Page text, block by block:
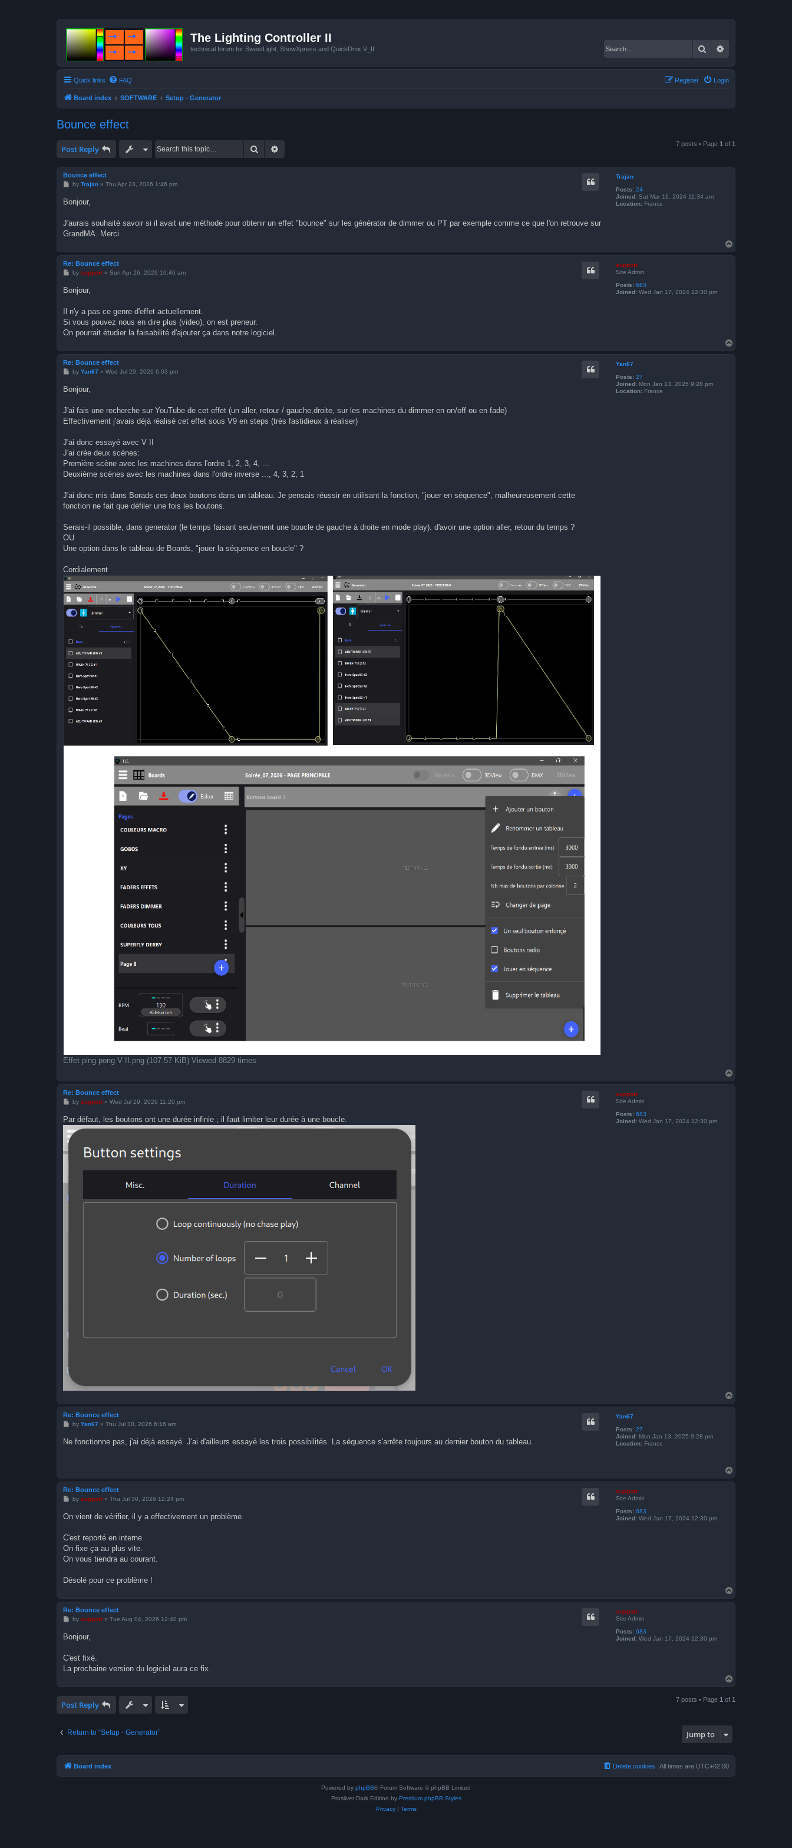
The Lighting Controller II
technical forum for SweetLight, ShowXpress and QuickDmx V_II Search
Quick links FAQ Login
Register
Board index SOFTWARE Setup - Generator
Bounce effect
Post Reply Search 7 posts • Page 1 of 1
Trajan
Posts: 24
Joined: Sat Mar 16, 2024 11:34 am
Location: France
Bounce effect
P
t
by Trajan» Thu Apr 23, 2026 1:46 pm
Bonjour,
J'aurais souhaité savoir si il avait une méthode pour obtenir un effet "bounce" sur les générator de dimmer ou PT par exemple comme ce que l'on retrouve sur
GrandMA. Merci
o
p
support
Site Admin
Posts: 683
Joined: Wed Jan 17, 2024 12:30 pm
Re: Bounce effect
P
t
by support» Sun Apr 26, 2026 10:46 am
Bonjour,
Il n'y a pas ce genre d'effet actuellement.
Si vous pouvez nous en dire plus (video), on est preneur.
On pourrait étudier la faisabilité d'ajouter ça dans notre logiciel.
o
p
Yan67
Posts: 27
Joined: Mon Jan 13, 2025 9:28 pm
Location: France
Re: Bounce effect
P
t
by Yan67» Wed Jul 29, 2026 6:03 pm
Bonjour,
J'ai fais une recherche sur YouTube de cet effet (un aller, retour / gauche,droite, sur les machines du dimmer en on/off ou en fade)
Effectivement j'avais déjà réalisé cet effet sous V9 en steps (très fastidieux à réaliser)
J'ai donc essayé avec V II
J'ai crée deux scènes:
Première scène avec les machines dans l'ordre 1, 2, 3, 4, ...
Deuxième scènes avec les machines dans l'ordre inverse ..., 4, 3, 2, 1
J'ai donc mis dans Borads ces deux boutons dans un tableau. Je pensais réussir en utilisant la fonction, "jouer en séquence", malheureusement cette
fonction ne fait que défiler une fois les boutons.
Serais-il possible, dans generator (le temps faisant seulement une boucle de gauche à droite en mode play). d'avoir une option aller, retour du temps ?
OU
Une option dans le tableau de Boards, "jouer la séquence en boucle" ?
Cordialement
Effet ping pong V II.png (107.57 KiB) Viewed 8829 times
o
p
support
Site Admin
Posts: 683
Joined: Wed Jan 17, 2024 12:30 pm
Re: Bounce effect
P
t
by support» Wed Jul 29, 2026 11:20 pm
Par défaut, les boutons ont une durée infinie ; il faut limiter leur durée à une boucle.
o
p
Yan67
Posts: 27
Joined: Mon Jan 13, 2025 9:28 pm
Location: France
Re: Bounce effect
P
t
by Yan67» Thu Jul 30, 2026 6:16 am
Ne fonctionne pas, j'ai déjà essayé. J'ai d'ailleurs essayé les trois possibilités. La séquence s'arrête toujours au dernier bouton du tableau.
o
p
support
Site Admin
Posts: 683
Joined: Wed Jan 17, 2024 12:30 pm
Re: Bounce effect
P
t
by support» Thu Jul 30, 2026 12:24 pm
On vient de vérifier, il y a effectivement un problème.
C'est reporté en interne.
On fixe ça au plus vite.
On vous tiendra au courant.
Désolé pour ce problème !
o
p
support
Site Admin
Posts: 683
Joined: Wed Jan 17, 2024 12:30 pm
Re: Bounce effect
P
t
by support» Tue Aug 04, 2026 12:40 pm
Bonjour,
C'est fixé.
La prochaine version du logiciel aura ce fix.
o
Post Reply 7 posts • Page 1 of 1
Return to “Setup - Generator” Jump to
Board index All times are UTC+02:00
Delete cookies
Powered by phpBB® Forum Software © phpBB Limited
Prosilver Dark Edition by Premium phpBB Styles
Privacy| Terms